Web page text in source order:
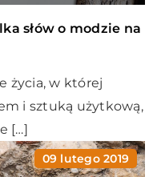
słów o modzie na
życia, w której
i sztuką użytkową,
[…]
09 lutego 2019